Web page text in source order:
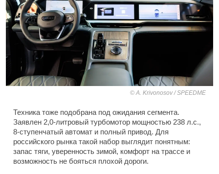
A. Krivonosov / SPEEDME
Техника тоже подобрана под ожидания сегмента.
Заявлен 2,0-литровый турбомотор мощностью 238 л.с.,
8-ступенчатый автомат и полный привод. Для
российского рынка такой набор выглядит понятным:
запас тяги, уверенность зимой, комфорт на трассе и
возможность не бояться плохой дороги.